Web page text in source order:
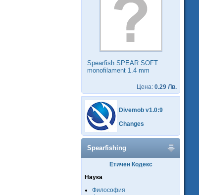
Spearfish SPEAR SOFT
monofilament 1.4 mm
Цена: 0.29 Лв.
Divemob v1.0:9
Changes
Spearfishing
Етичен Кодекс
Наука
Философия